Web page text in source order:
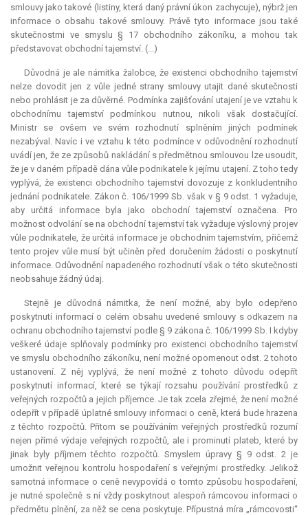
smlouvy jako takové (listiny, která daný právní úkon zachycuje), nýbrž jen
informace o obsahu takové smlouvy. Právě tyto informace jsou také
skutečnostmi ve smyslu § 17 obchodního zákoníku, a mohou tak
představovat obchodní tajemství. (...)
Důvodná je ale námitka žalobce, že existenci obchodního tajemství
nelze dovodit jen z vůle jedné strany smlouvy utajit dané skutečnosti
nebo prohlásit je za důvěrné. Podmínka zajišťování utajení je ve vztahu k
obchodnímu tajemství podmínkou nutnou, nikoli však dostačující.
Ministr se ovšem ve svém rozhodnutí splněním jiných podmínek
nezabýval. Navíc i ve vztahu k této podmínce v odůvodnění rozhodnutí
uvádí jen, že ze způsobů nakládání s předmětnou smlouvou lze usoudit,
že je v daném případě dána vůle podnikatele k jejímu utajení. Z toho tedy
vyplývá, že existenci obchodního tajemství dovozuje z konkludentního
jednání podnikatele. Zákon č. 106/1999 Sb. však v § 9 odst. 1 vyžaduje,
aby určitá informace byla jako obchodní tajemství označena. Pro
možnost odvolání se na obchodní tajemství tak vyžaduje výslovný projev
vůle podnikatele, že určitá informace je obchodním tajemstvím, přičemž
tento projev vůle musí být učiněn před doručením žádosti o poskytnutí
informace. Odůvodnění napadeného rozhodnutí však o této skutečnosti
neobsahuje žádný údaj.
Stejně je důvodná námitka, že není možné, aby bylo odepřeno
poskytnutí informací o celém obsahu uvedené smlouvy s odkazem na
ochranu obchodního tajemství podle § 9 zákona č. 106/1999 Sb. I kdyby
veškeré údaje splňovaly podmínky pro existenci obchodního tajemství
ve smyslu obchodního zákoníku, není možné opomenout odst. 2 tohoto
ustanovení. Z něj vyplývá, že není možné z tohoto důvodu odepřít
poskytnutí informací, které se týkají rozsahu používání prostředků z
veřejných rozpočtů a jejich příjemce. Je tak zcela zřejmé, že není možné
odepřít v případě úplatné smlouvy informaci o ceně, která bude hrazena
z těchto rozpočtů. Přitom se používáním veřejných prostředků rozumí
nejen přímé výdaje veřejných rozpočtů, ale i prominutí plateb, které by
jinak byly příjmem těchto rozpočtů. Smyslem úpravy § 9 odst. 2 je
umožnit veřejnou kontrolu hospodaření s veřejnými prostředky. Jelikož
samotná informace o ceně nevypovídá o tomto způsobu hospodaření,
je nutné společně s ní vždy poskytnout alespoň rámcovou informaci o
předmětu plnění, za něž se cena poskytuje. Přípustná míra „rámcovosti“